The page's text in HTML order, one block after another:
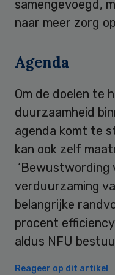
samengevoegd,
naar meer zorg
Agenda
Om de doelen te
duurzaamheid
agenda komt te
kan ook zelf
‘Bewustwording
verduurzaming
belangrijke
procent
aldus NFU
Reageer op dit artikel